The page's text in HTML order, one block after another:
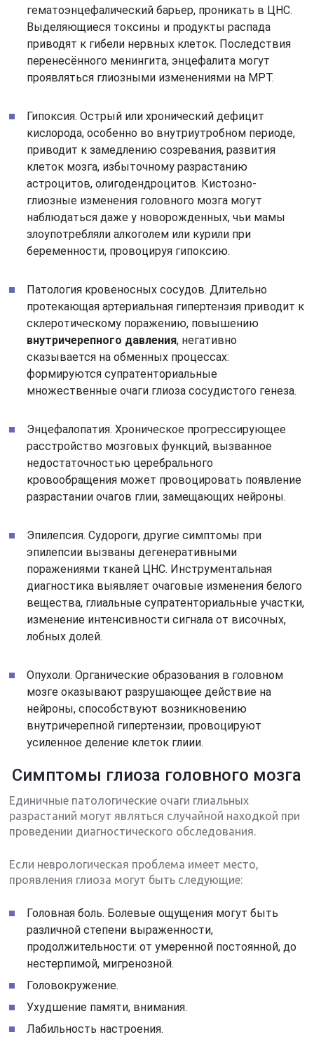
гематоэнцефалический барьер, проникать в ЦНС.
Выделяющиеся токсины и продукты распада
приводят к гибели нервных клеток. Последствия
перенесённого менингита, энцефалита могут
проявляться глиозными изменениями на МРТ.
Гипоксия. Острый или хронический дефицит
кислорода, особенно во внутриутробном периоде,
приводит к замедлению созревания, развития
клеток мозга, избыточному разрастанию
астроцитов, олигодендроцитов. Кистозно-
глиозные изменения головного мозга могут
наблюдаться даже у новорожденных, чьи мамы
злоупотребляли алкоголем или курили при
беременности, провоцируя гипоксию.
Патология кровеносных сосудов. Длительно
протекающая артериальная гипертензия приводит к
склеротическому поражению, повышению
внутричерепного давления, негативно
сказывается на обменных процессах:
формируются супратенториальные
множественные очаги глиоза сосудистого генеза.
Энцефалопатия. Хроническое прогрессирующее
расстройство мозговых функций, вызванное
недостаточностью церебрального
кровообращения может провоцировать появление
разрастании очагов глии, замещающих нейроны.
Эпилепсия. Судороги, другие симптомы при
эпилепсии вызваны дегенеративными
поражениями тканей ЦНС. Инструментальная
диагностика выявляет очаговые изменения белого
вещества, глиальные супратенториальные участки,
изменение интенсивности сигнала от височных,
лобных долей.
Опухоли. Органические образования в головном
мозге оказывают разрушающее действие на
нейроны, способствуют возникновению
внутричерепной гипертензии, провоцируют
усиленное деление клеток глиии.
Симптомы глиоза головного мозга
Единичные патологические очаги глиальных
разрастаний могут являться случайной находкой при
проведении диагностического обследования.
Если неврологическая проблема имеет место,
проявления глиоза могут быть следующие:
Головная боль. Болевые ощущения могут быть
различной степени выраженности,
продолжительности: от умеренной постоянной, до
нестерпимой, мигренозной.
Головокружение.
Ухудшение памяти, внимания.
Лабильность настроения.